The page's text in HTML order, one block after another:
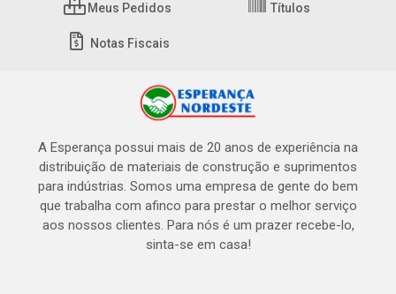
Meus Pedidos Títulos
Notas Fiscais
A Esperança possui mais de 20 anos de experiência na
distribuição de materiais de construção e suprimentos
para indústrias. Somos uma empresa de gente do bem
que trabalha com afinco para prestar o melhor serviço
aos nossos clientes. Para nós é um prazer recebe-lo,
sinta-se em casa!